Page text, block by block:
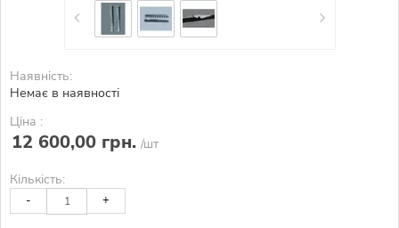
Наявність:
Немає в наявності
Ціна :
12 600,00 грн. /шт
Кількість:
- +